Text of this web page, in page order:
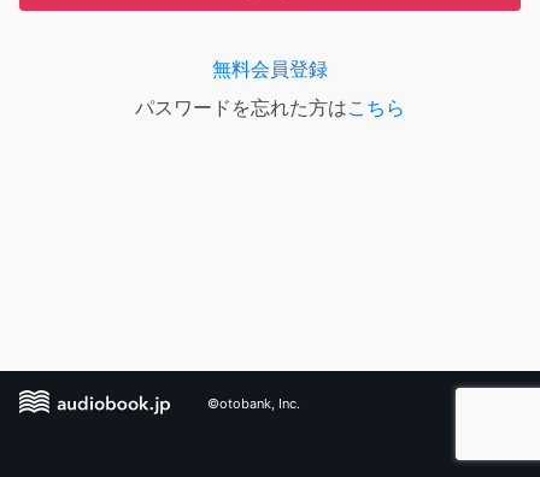
無料会員登録
パスワードを忘れた方はこちら
©otobank, Inc.